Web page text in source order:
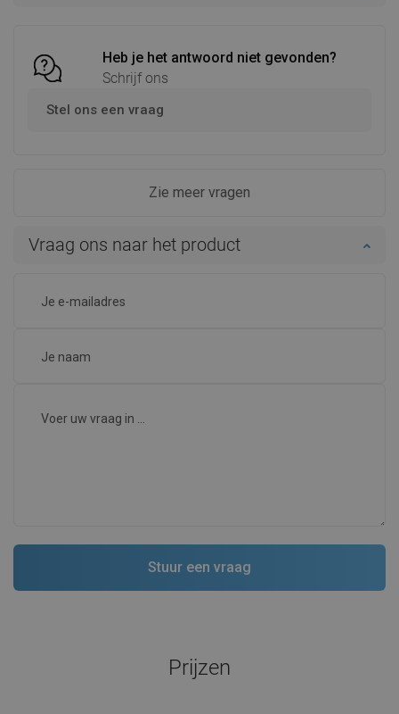
Heb je het antwoord niet gevonden?
Schrijf ons
Stel ons een vraag
Zie meer vragen
Vraag ons naar het product
Prijzen